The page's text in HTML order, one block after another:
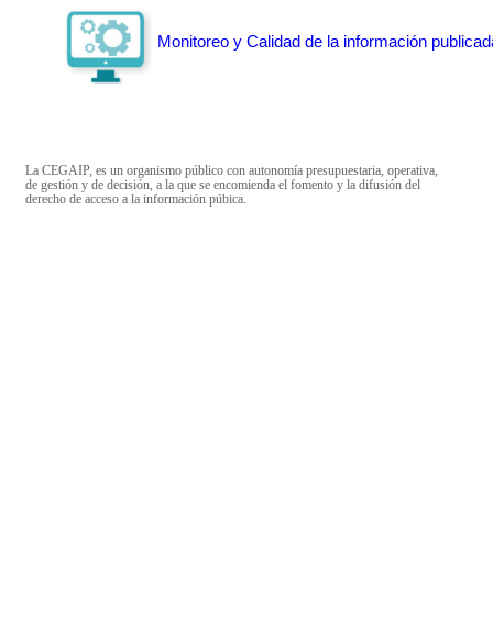
Monitoreo y Calidad de la información
La CEGAIP, es un organismo público con autonomía presupuestaria, operativa,
de gestión y de decisión, a la que se encomienda el fomento y la difusión del
derecho de acceso a la información púbica.